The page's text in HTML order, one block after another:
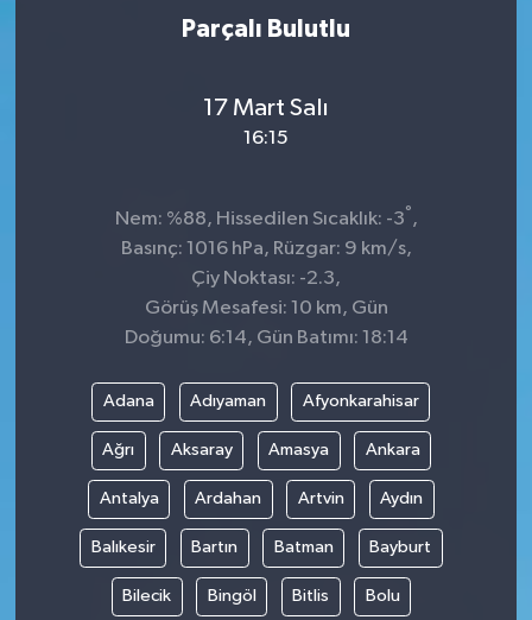
Parçalı Bulutlu
17 Mart Salı
16:15
Nem: %88, Hissedilen Sıcaklık: -3° ,
Basınç: 1016 hPa, Rüzgar: 9 km/s,
Çiy Noktası: -2.3,
Görüş Mesafesi: 10 km, Gün
Doğumu: 6:14, Gün Batımı: 18:14
Adana Adıyaman Afyonkarahisar
Ağrı Aksaray Amasya Ankara
Antalya Ardahan Artvin Aydın
Balıkesir Bartın Batman Bayburt
Bilecik Bingöl Bitlis Bolu